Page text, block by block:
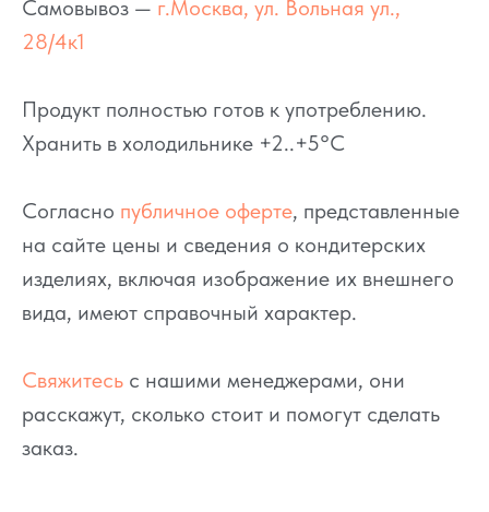
Самовывоз — г.Москва, ул. Вольная ул.,
28/4к1
Продукт полностью готов к употреблению.
Хранить в холодильнике +2..+5°C
Согласно публичное оферте, представленные
на сайте цены и сведения о кондитерских
изделиях, включая изображение их внешнего
вида, имеют справочный характер.
Свяжитесь с нашими менеджерами, они
расскажут, сколько стоит и помогут сделать
заказ.